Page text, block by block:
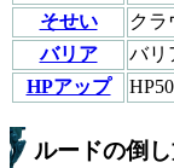
そせい
クラ
バリア
バリ
HPアップ
ルードの倒